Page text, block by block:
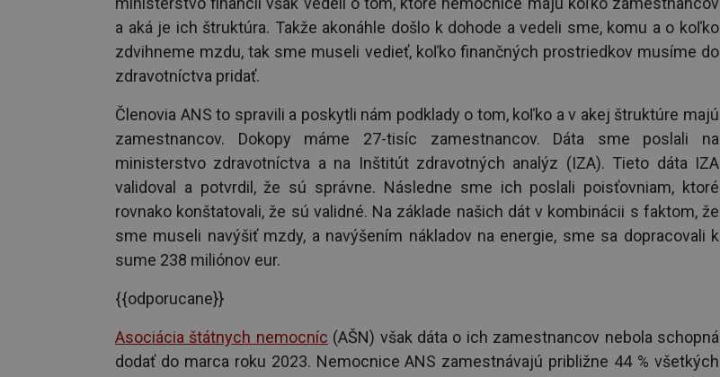
a aká je ich štruktúra. Takže akonáhle došlo k dohode a vedeli sme, komu a o koľko
zdvihneme mzdu, tak sme museli vedieť, koľko finančných prostriedkov musíme do
zdravotníctva pridať.
Členovia ANS to spravili a poskytli nám podklady o tom, koľko a v akej štruktúre majú
zamestnancov. Dokopy máme 27-tisíc zamestnancov. Dáta sme poslali na
ministerstvo zdravotníctva a na Inštitút zdravotných analýz (IZA). Tieto dáta IZA
validoval a potvrdil, že sú správne. Následne sme ich poslali poisťovniam, ktoré
rovnako konštatovali, že sú validné. Na základe našich dát v kombinácii s faktom, že
sme museli navýšiť mzdy, a navýšením nákladov na energie, sme sa dopracovali k
sume 238 miliónov eur.
{{odporucane}}
Asociácia štátnych nemocníc (AŠN) však dáta o ich zamestnancov nebola schopná
dodať do marca roku 2023. Nemocnice ANS zamestnávajú približne 44 % všetkých